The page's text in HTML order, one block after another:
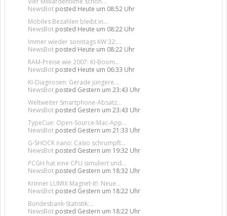
NewsBot posted Heute um 08:52 Uhr
Mobiles Bezahlen bleibt in...
NewsBot posted Heute um 08:22 Uhr
Immer wieder sonntags KW 32:...
NewsBot posted Heute um 08:22 Uhr
RAM-Preise wie 2007: KI-Boom...
NewsBot posted Heute um 06:33 Uhr
KI-Diagnosen: Gerade jüngere...
NewsBot posted Gestern um 23:43 Uhr
Weltweiter Smartphone-Absatz...
NewsBot posted Gestern um 23:43 Uhr
TypeCue: Open-Source-Mac-App...
NewsBot posted Gestern um 21:33 Uhr
G-SHOCK nano: Casio schrumpft...
NewsBot posted Gestern um 19:32 Uhr
PCGH hat eine CPU simuliert und...
NewsBot posted Gestern um 18:32 Uhr
Krinner LUMIX Magnet-it!: Neue...
NewsBot posted Gestern um 18:22 Uhr
Bundesbank-Statistik:...
NewsBot posted Gestern um 18:22 Uhr